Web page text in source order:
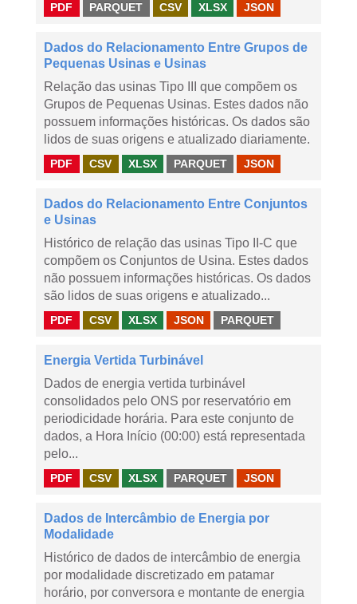
PDF PARQUET CSV XLSX JSON
Dados do Relacionamento Entre Grupos de
Pequenas Usinas e Usinas
Relação das usinas Tipo III que compõem os
Grupos de Pequenas Usinas. Estes dados não
possuem informações históricas. Os dados são
lidos de suas origens e atualizado diariamente.
PDF CSV XLSX PARQUET JSON
Dados do Relacionamento Entre Conjuntos
e Usinas
Histórico de relação das usinas Tipo II-C que
compõem os Conjuntos de Usina. Estes dados
não possuem informações históricas. Os dados
são lidos de suas origens e atualizado...
PDF CSV XLSX JSON PARQUET
Energia Vertida Turbinável
Dados de energia vertida turbinável
consolidados pelo ONS por reservatório em
periodicidade horária. Para este conjunto de
dados, a Hora Início (00:00) está representada
pelo...
PDF CSV XLSX PARQUET JSON
Dados de Intercâmbio de Energia por
Modalidade
Histórico de dados de intercâmbio de energia
por modalidade discretizado em patamar
horário, por conversora e montante de energia